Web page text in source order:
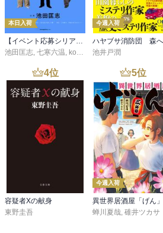
本日入荷
【イベント応募シリアルコード付】池田匡志出演・オーディオフォトブック「あの日」SPECIAL EDITION（音声／動画付）
池田匡志, 七寒六温, konoko58 ,村崎キコ
今週入荷
池井戸潤
4位
容疑者Xの献身
東野圭吾
5位
今週入荷
蝉川夏哉, 碓井ツカサ